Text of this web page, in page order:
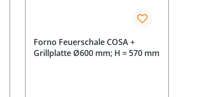
Forno Feuerschale COSA +
Grillplatte Ø600 mm; H = 570 mm